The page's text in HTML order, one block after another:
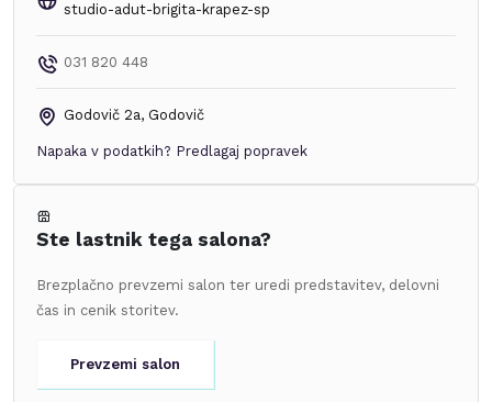
studio-adut-brigita-krapez-sp
031 820 448
Godovič 2a, Godovič
Napaka v podatkih? Predlagaj popravek
Ste lastnik tega salona?
Brezplačno prevzemi salon ter uredi predstavitev, delovni
čas in cenik storitev.
Prevzemi salon